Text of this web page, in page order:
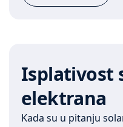
Isplativost
elektrana
Kada su u pitanju